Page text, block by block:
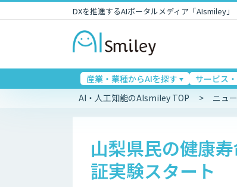
DXを推進するAIポータルメディア「AIsmiley
産業・業種からAIを探す サービス
AI・人工知能のAIsmiley TOP ニュ
山梨県民の健康
証実験スタート